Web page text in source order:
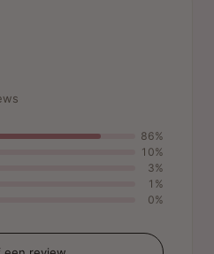
86%
10%
3%
1%
0%